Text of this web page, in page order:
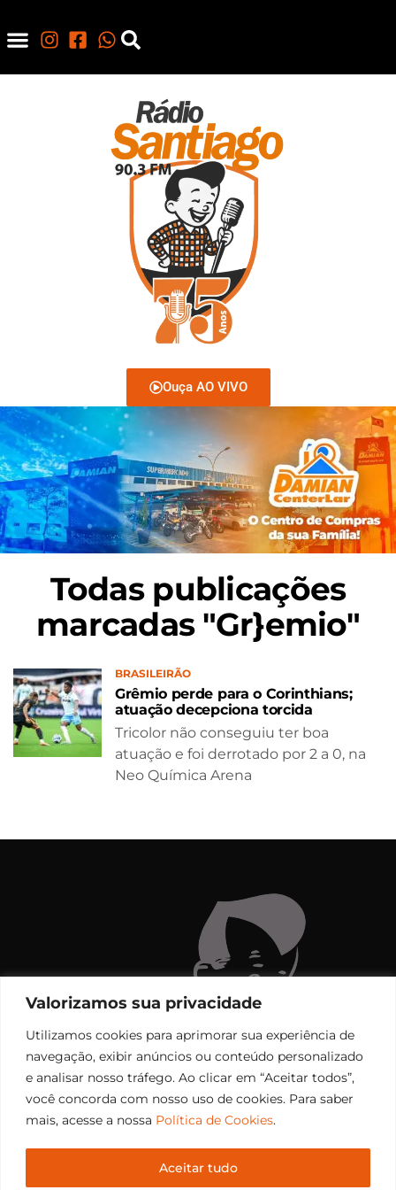
Valorizamos sua privacidade
Utilizamos cookies para aprimorar sua experiência de
navegação, exibir anúncios ou conteúdo personalizado
e analisar nosso tráfego. Ao clicar em “Aceitar todos”,
você concorda com nosso uso de cookies. Para saber
mais, acesse a nossa Política de Cookies.
Aceitar tudo
Ouça AO VIVO
Todas publicações
marcadas "Gr}emio"
BRASILEIRÃO
Grêmio perde para o Corinthians;
atuação decepciona torcida
Tricolor não conseguiu ter boa
atuação e foi derrotado por 2 a 0, na
Neo Química Arena